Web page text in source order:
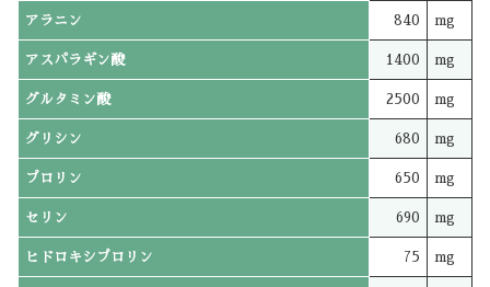
アラニン 840 mg
アスパラギン酸 1400 mg
グルタミン酸 2500 mg
グリシン 680 mg
プロリン 650 mg
セリン 690 mg
ヒドロキシプロリン 75 mg